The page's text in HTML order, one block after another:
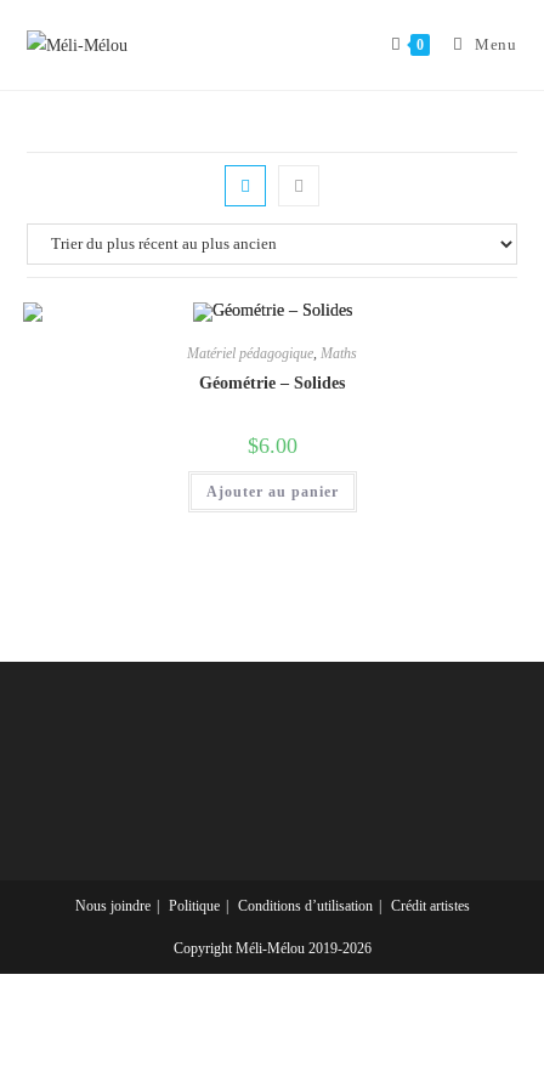
0 Menu
Matériel pédagogique, Maths
Géométrie – Solides
$6.00
Ajouter au panier
Nous joindre Politique Conditions d’utilisation Crédit artistes
Copyright Méli-Mélou 2019-2026